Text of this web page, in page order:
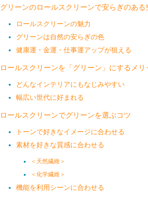
グリーンのロールスクリーンで安らぎのある
ロールスクリーンの魅力
グリーンは自然の安らぎの色
健康運・金運・仕事運アップが狙える
ロールスクリーンを「グリーン」にするメリ
どんなインテリアにもなじみやすい
幅広い世代に好まれる
ロールスクリーンでグリーンを選ぶコツ
トーンで好きなイメージに合わせる
素材を好きな質感に合わせる
＜天然繊維＞
＜化学繊維＞
機能を利用シーンに合わせる